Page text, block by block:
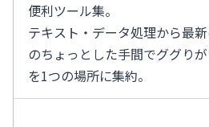
便利ツール集。
テキスト・データ処理から最
のちょっとした手間でググり
を1つの場所に集約。